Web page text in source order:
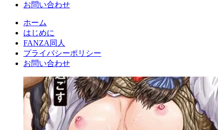
お問い合わせ
ホーム
はじめに
FANZA同人
プライバシーポリシー
お問い合わせ